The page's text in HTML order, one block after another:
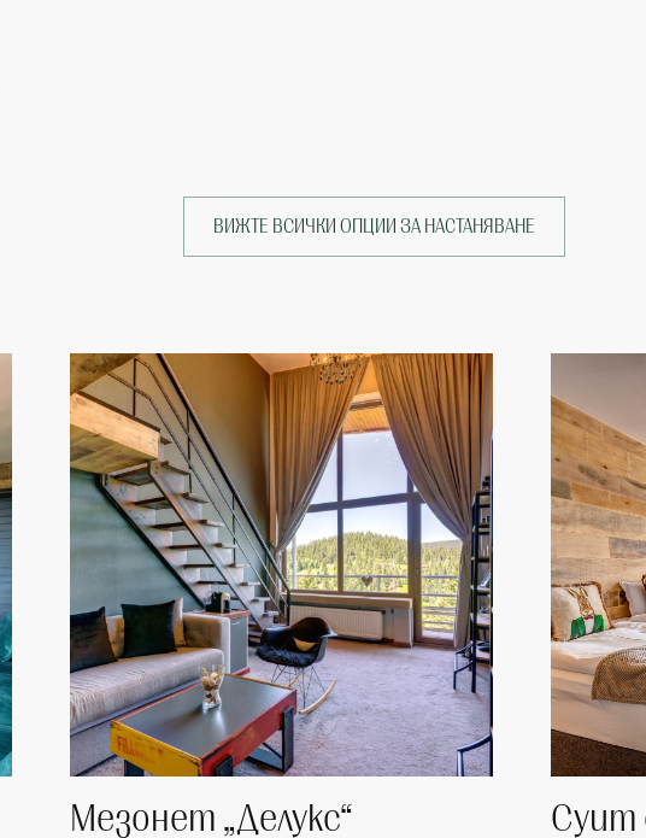
ВИЖТЕ ВСИЧКИ ОПЦИИ ЗА НАСТАНЯВАНЕ
Мезонет „Делукс“ Суит